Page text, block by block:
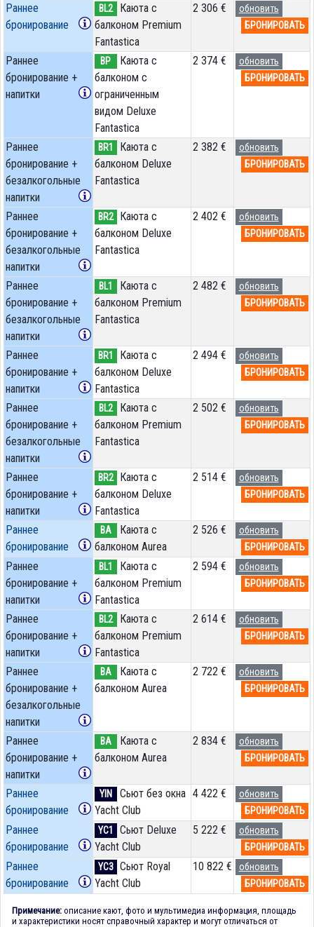
Раннее
бронирование
BL2
Каюта с
балконом Premium
Fantastica
2 306 €
обновить
БРОНИРОВАТЬ
Раннее
бронирование +
напитки
BP
Каюта с
балконом c
ограниченным
видом Deluxe
Fantastica
2 374 €
обновить
БРОНИРОВАТЬ
Раннее
бронирование +
безалкогольные
напитки
BR1
Каюта с
балконом Deluxe
Fantastica
2 382 €
обновить
БРОНИРОВАТЬ
Раннее
бронирование +
безалкогольные
напитки
BR2
Каюта с
балконом Deluxe
Fantastica
2 402 €
обновить
БРОНИРОВАТЬ
Раннее
бронирование +
безалкогольные
напитки
BL1
Каюта с
балконом Premium
Fantastica
2 482 €
обновить
БРОНИРОВАТЬ
Раннее
бронирование +
напитки
BR1
Каюта с
балконом Deluxe
Fantastica
2 494 €
обновить
БРОНИРОВАТЬ
Раннее
бронирование +
безалкогольные
напитки
BL2
Каюта с
балконом Premium
Fantastica
2 502 €
обновить
БРОНИРОВАТЬ
Раннее
бронирование +
напитки
BR2
Каюта с
балконом Deluxe
Fantastica
2 514 €
обновить
БРОНИРОВАТЬ
Раннее
бронирование
BA
Каюта с
балконом Aurea
2 526 €
обновить
БРОНИРОВАТЬ
Раннее
бронирование +
напитки
BL1
Каюта с
балконом Premium
Fantastica
2 594 €
обновить
БРОНИРОВАТЬ
Раннее
бронирование +
напитки
BL2
Каюта с
балконом Premium
Fantastica
2 614 €
обновить
БРОНИРОВАТЬ
Раннее
бронирование +
безалкогольные
напитки
BA
Каюта с
балконом Aurea
2 722 €
обновить
БРОНИРОВАТЬ
Раннее
бронирование +
напитки
BA
Каюта с
балконом Aurea
2 834 €
обновить
БРОНИРОВАТЬ
Раннее
бронирование
YIN
Сьют без окна
Yacht Club
4 422 €
обновить
БРОНИРОВАТЬ
Раннее
бронирование
YC1
Сьют Deluxe
Yacht Club
5 222 €
обновить
БРОНИРОВАТЬ
Раннее
бронирование
YC3 Сьют Royal
Yacht Club
10 822 €
обновить
БРОНИРОВАТЬ
Примечание: описание кают, фото и мультимедиа информация, площадь
и характеристики носят справочный характер и могут отличаться от